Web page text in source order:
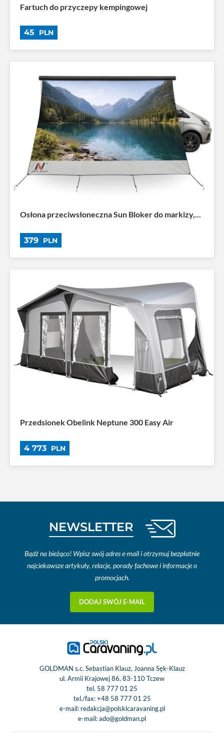
Fartuch do przyczepy kempingowej
45 PLN
Osłona przeciwsłoneczna Sun Bloker do markizy,...
379 PLN
Przedsionek Obelink Neptune 300 Easy Air
4 773 PLN
NEWSLETTER
Bądź na bieżąco! Wpisz swój adres e-mail i otrzymuj bezpłatnie
najciekawsze artykuły, relacje, porady fachowe i informacje o
promocjach.
DODAJ SWÓJ E-MAIL
GOLDMAN s.c. Sebastian Klauz, Joanna Sęk-Klauz
ul. Armii Krajowej 86, 83-110 Tczew
tel. 58 777 01 25
tel./fax:+48 58 777 01 25
e-mail: redakcja@polskicaravaning.pl
e-mail:ado@goldman.pl